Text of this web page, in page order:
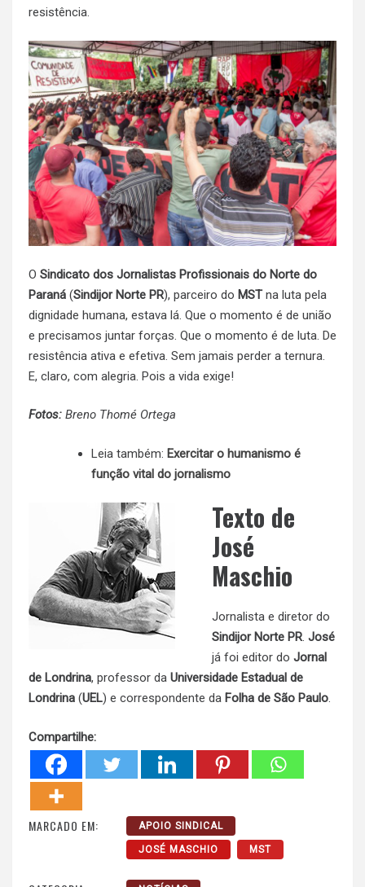
resistência.
O Sindicato dos Jornalistas Profissionais do Norte do
Paraná (Sindijor Norte PR), parceiro do MSTna luta pela
dignidade humana, estava lá. Que o momento é de união
e precisamos juntar forças. Que o momento é de luta. De
resistência ativa e efetiva. Sem jamais perder a ternura.
E, claro, com alegria. Pois a vida exige!
Fotos: Breno Thomé Ortega
Leia também: Exercitar o humanismo é
função vital do jornalismo
Texto de
José
Maschio
Jornalista e diretor do
Sindijor Norte PR. José
já foi editor do Jornal
de Londrina, professor da Universidade Estadual de
Londrina (UEL) e correspondente da Folha de São Paulo.
Compartilhe:
MARCADO EM: APOIO SINDICAL
JOSÉ MASCHIO MST